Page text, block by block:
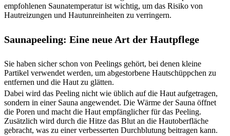
empfohlenen Saunatemperatur ist wichtig, um das Risiko von
Hautreizungen und Hautunreinheiten zu verringern.
Saunapeeling: Eine neue Art der Hautpflege
Sie haben sicher schon von Peelings gehört, bei denen kleine
Partikel verwendet werden, um abgestorbene Hautschüppchen zu
entfernen und die Haut zu glätten.
Dabei wird das Peeling nicht wie üblich auf die Haut aufgetragen,
sondern in einer Sauna angewendet. Die Wärme der Sauna öffnet
die Poren und macht die Haut empfänglicher für das Peeling.
Zusätzlich wird durch die Hitze das Blut an die Hautoberfläche
gebracht, was zu einer verbesserten Durchblutung beitragen kann.